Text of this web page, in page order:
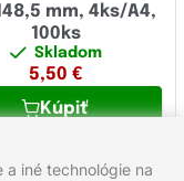
mm, 4ks/A4,
100ks
Skladom
5,50 €
Kúpiť
iné technológie na